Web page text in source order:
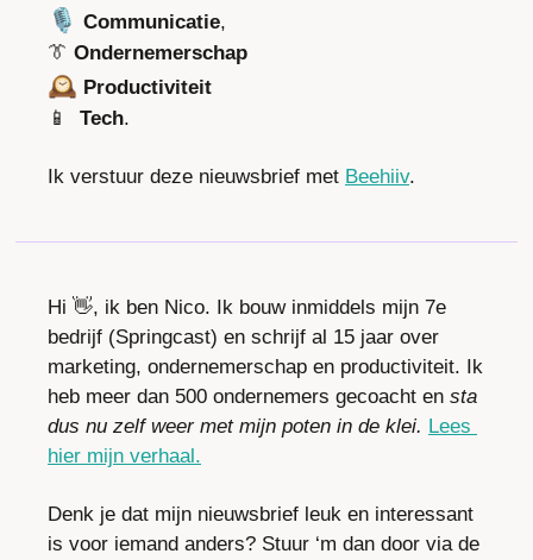
🎙️ Communicatie,
👔 Ondernemerschap
🕰️ Productiviteit
📱
Tech.
Ik verstuur deze nieuwsbrief met Beehiiv.
Hi 👋, ik ben Nico. Ik bouw inmiddels mijn 7e
bedrijf (Springcast) en schrijf al 15 jaar over
marketing, ondernemerschap en productiviteit. Ik
heb meer dan 500 ondernemers gecoacht en sta
dus nu zelf weer met mijn poten in de klei. Lees
hier mijn verhaal.
Denk je dat mijn nieuwsbrief leuk en interessant
is voor iemand anders? Stuur ‘m dan door via de